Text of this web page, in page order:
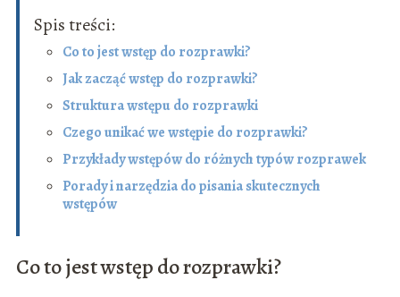
Spis treści:
Co to jest wstęp do rozprawki?
Jak zacząć wstęp do rozprawki?
Struktura wstępu do rozprawki
Czego unikać we wstępie do rozprawki?
Przykłady wstępów do różnych typów rozprawek
Porady i narzędzia do pisania skutecznych
wstępów
Co to jest wstęp do rozprawki?